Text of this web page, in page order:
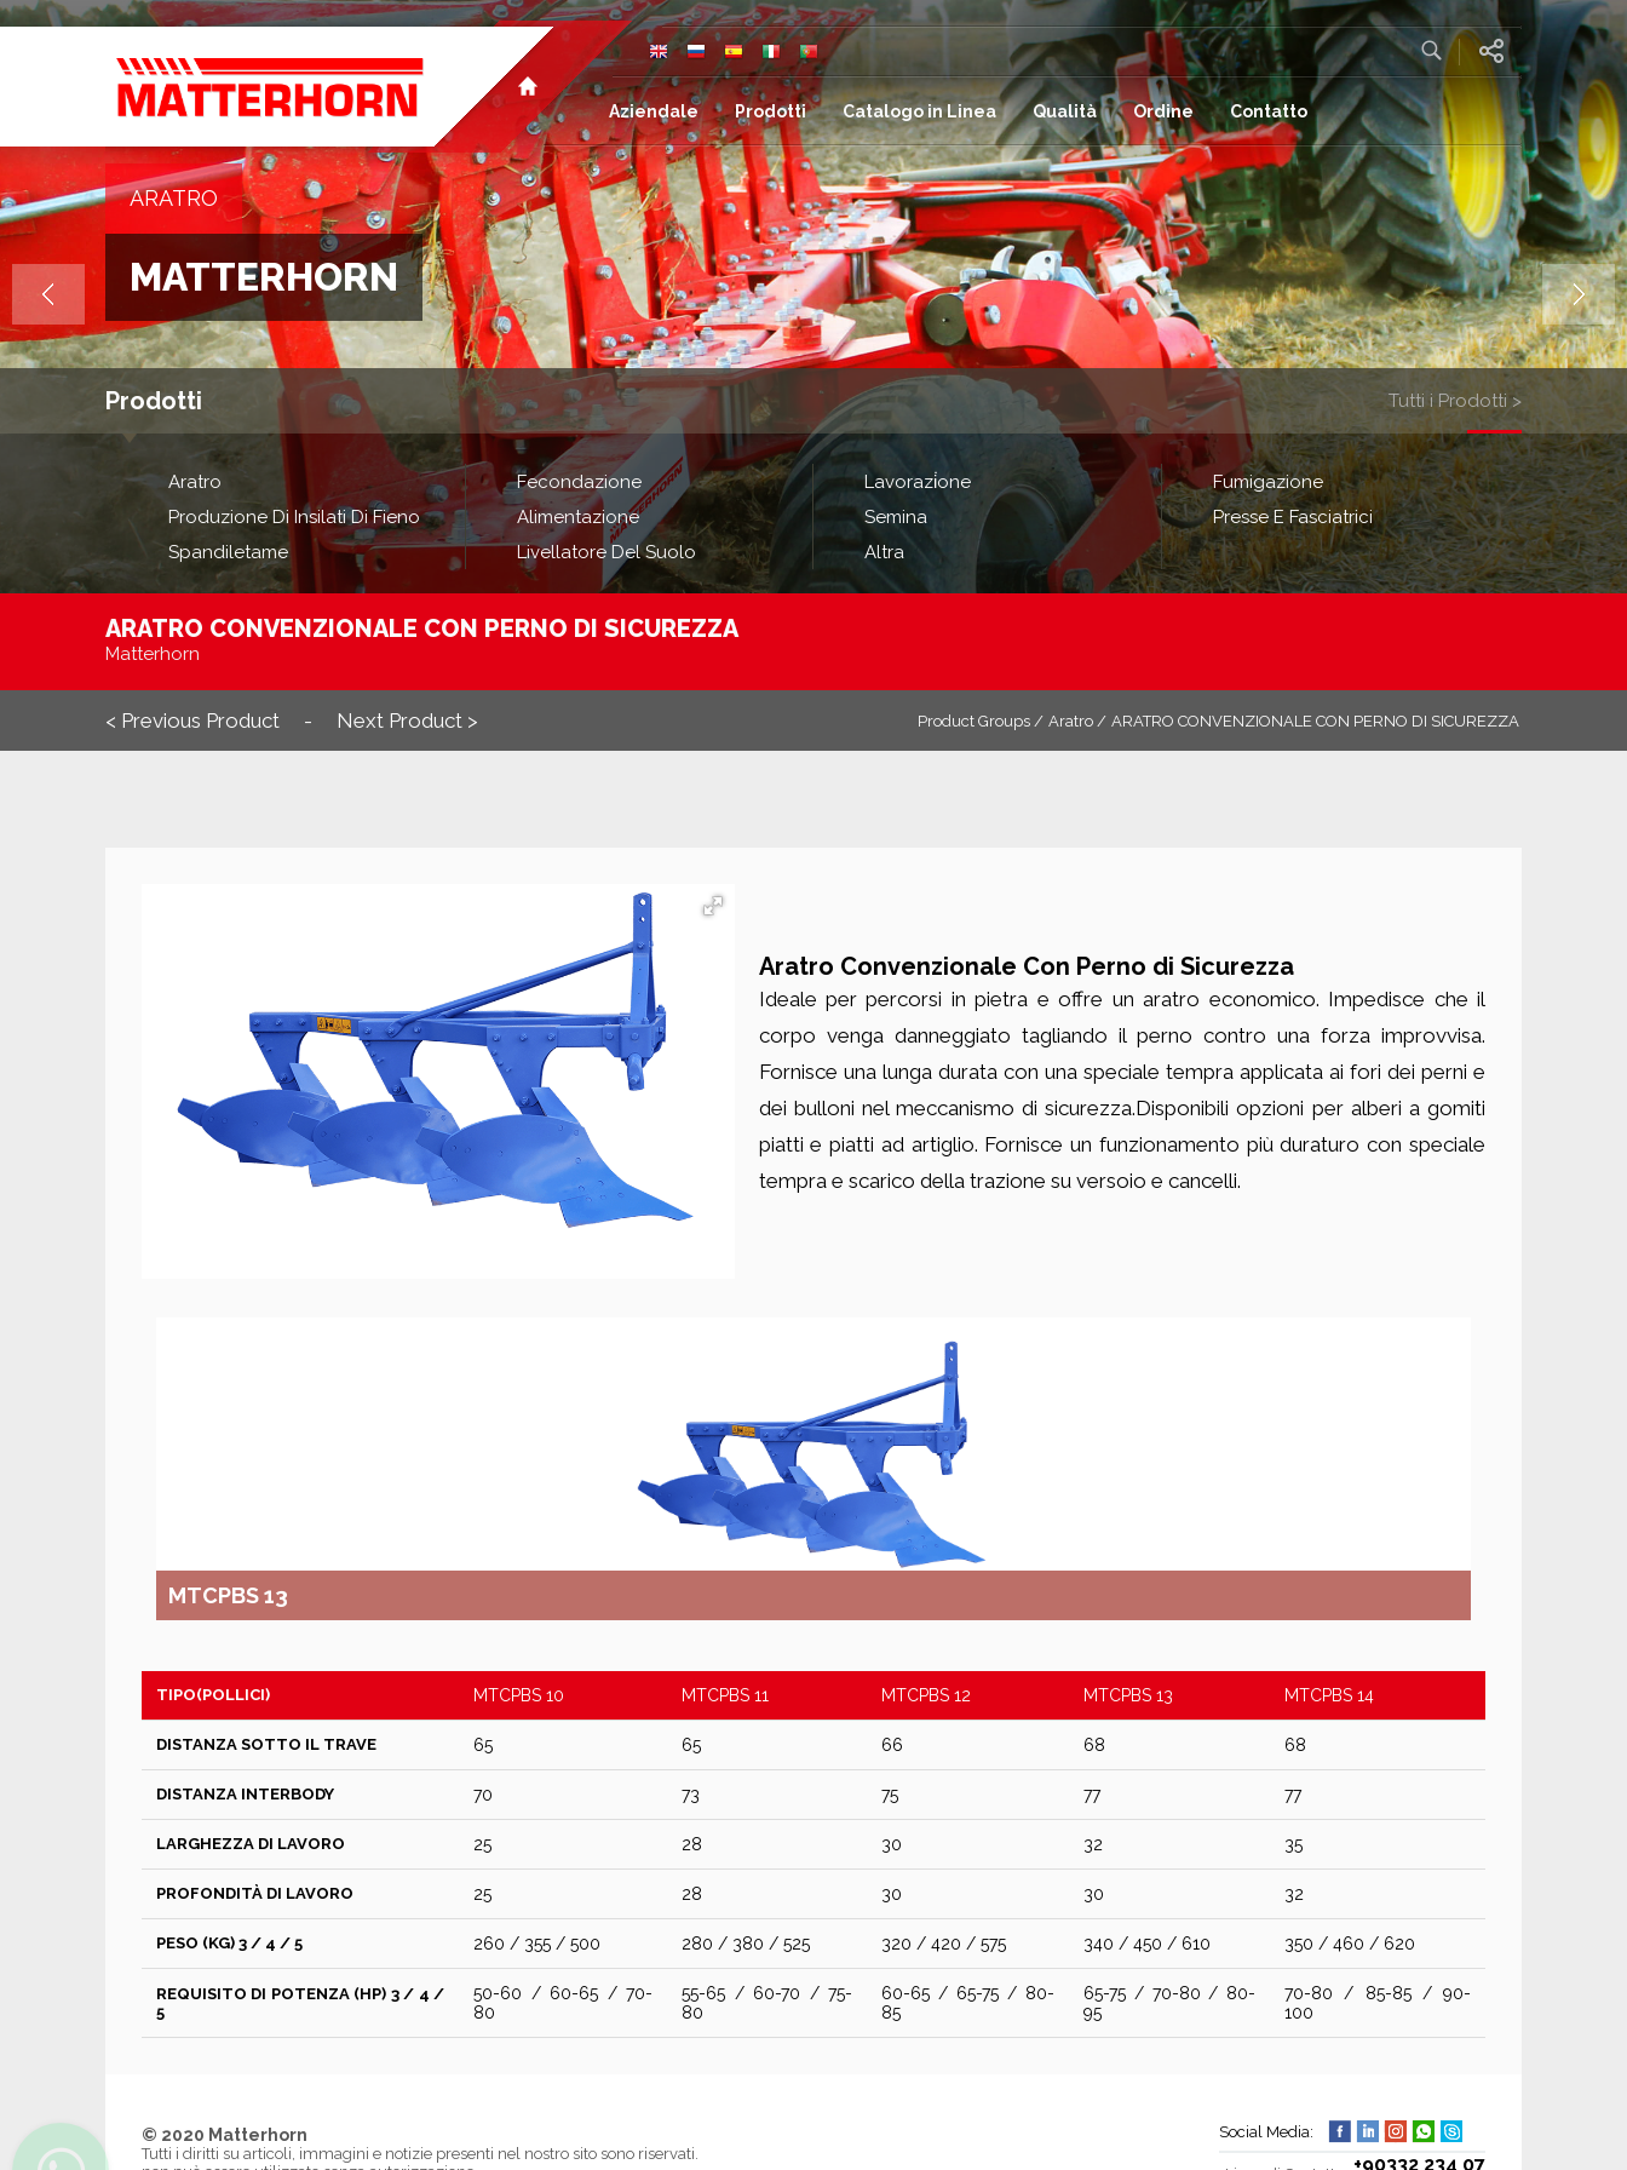
Aziendale Prodotti Catalogo in Linea Qualità Ordine Contatto
ARATRO
MATTERHORN
Prodotti Tutti i Prodotti >
Aratro Fecondazione Lavorazi̇one
Fumigazione
Produzione Di Insilati Di Fieno
Alimentazione Semina
Presse E Fasciatrici
Spandiletame
Livellatore Del Suolo Altra
ARATRO CONVENZIONALE CON PERNO DI SICUREZZA
Matterhorn
< Previous Product - Next Product > Product Groups / Aratro / ARATRO CONVENZIONALE CON PERNO DI SICUREZZA
Aratro Convenzionale Con Perno di Sicurezza
Ideale per percorsi in pietra e offre un aratro economico. Impedisce che il
corpo venga danneggiato tagliando il perno contro una forza improvvisa.
Fornisce una lunga durata con una speciale tempra applicata ai fori dei perni e
dei bulloni nel meccanismo di sicurezza.Disponibili opzioni per alberi a gomiti
piatti e piatti ad artiglio. Fornisce un funzionamento più duraturo con speciale
tempra e scarico della trazione su versoio e cancelli.
MTCPBS 13
TIPO(POLLICI) MTCPBS 10 MTCPBS 11 MTCPBS 12 MTCPBS 13 MTCPBS 14
DISTANZA SOTTO IL TRAVE 65 65 66 68 68
DISTANZA INTERBODY 70 73 75 77 77
LARGHEZZA DI LAVORO 25 28 30 32 35
PROFONDITÀ DI LAVORO 25 28 30 30 32
PESO (KG) 3 / 4 / 5 260 / 355 / 500 280 / 380 / 525 320 / 420 / 575 340 / 450 / 610 350 / 460 / 620
REQUISITO DI POTENZA (HP) 3 / 4 /
5
50-60 / 60-65 / 70-
80
55-65 / 60-70 / 75-
80
60-65 / 65-75 / 80-
85
65-75 / 70-80 / 80-
95
70-80 / 85-85 / 90-
100
© 2020 Matterhorn
Tutti i diritti su articoli, immagini e notizie presenti nel nostro sito sono riservati.
Social Media:
+90332 234 07